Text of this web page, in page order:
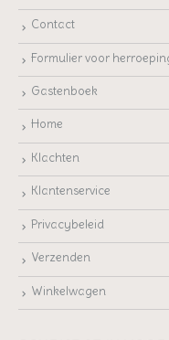
Contact
Formulier voor
Gastenboek
Home
Klachten
Klantenservice
Privacybeleid
Verzenden
Winkelwagen